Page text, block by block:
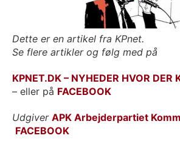
Dette er en artikel fra KPnet.
Se flere artikler og følg med på
KPNET.DK – NYHEDER HVOR DER
– eller på FACEBOOK
Udgiver APK Arbejderpartiet
FACEBOOK